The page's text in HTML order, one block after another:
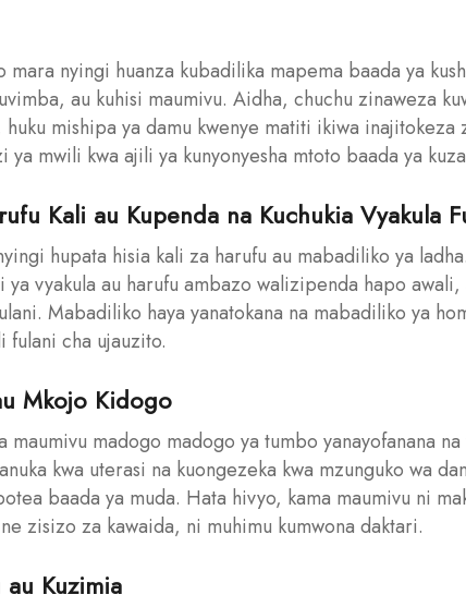
nyingi huanza kubadilika mapema baada ya
au kuhisi maumivu. Aidha, chuchu zinaweza
mishipa ya damu kwenye matiti ikiwa inajitokeza
mwili kwa ajili ya kunyonyesha mtoto baada ya
Kali au Kupenda na Kuchukia Vyakula
hupata hisia kali za harufu au mabadiliko ya
vyakula au harufu ambazo walizipenda hapo awali,
Mabadiliko haya yanatokana na mabadiliko ya
fulani cha ujauzito.
Mkojo Kidogo
madogo madogo ya tumbo yanayofanana na
kwa uterasi na kuongezeka kwa mzunguko wa
baada ya muda. Hata hivyo, kama maumivu ni
zisizo za kawaida, ni muhimu kumwona daktari.
Kuzimia